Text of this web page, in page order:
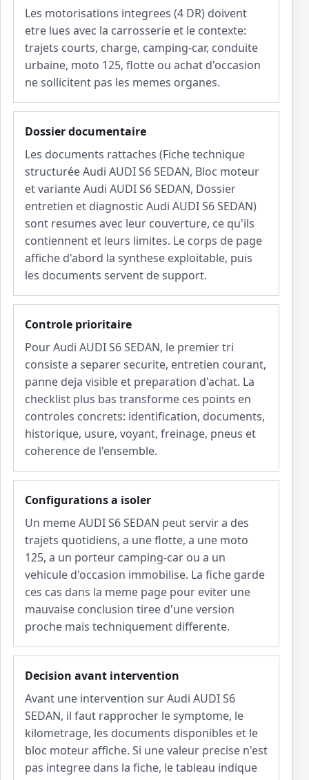
Les motorisations integrees (4 DR) doivent
etre lues avec la carrosserie et le contexte:
trajets courts, charge, camping-car, conduite
urbaine, moto 125, flotte ou achat d'occasion
ne sollicitent pas les memes organes.
Dossier documentaire
Les documents rattaches (Fiche technique
structurée Audi AUDI S6 SEDAN, Bloc moteur
et variante Audi AUDI S6 SEDAN, Dossier
entretien et diagnostic Audi AUDI S6 SEDAN)
sont resumes avec leur couverture, ce qu'ils
contiennent et leurs limites. Le corps de page
affiche d'abord la synthese exploitable, puis
les documents servent de support.
Controle prioritaire
Pour Audi AUDI S6 SEDAN, le premier tri
consiste a separer securite, entretien courant,
panne deja visible et preparation d'achat. La
checklist plus bas transforme ces points en
controles concrets: identification, documents,
historique, usure, voyant, freinage, pneus et
coherence de l'ensemble.
Configurations a isoler
Un meme AUDI S6 SEDAN peut servir a des
trajets quotidiens, a une flotte, a une moto
125, a un porteur camping-car ou a un
vehicule d'occasion immobilise. La fiche garde
ces cas dans la meme page pour eviter une
mauvaise conclusion tiree d'une version
proche mais techniquement differente.
Decision avant intervention
Avant une intervention sur Audi AUDI S6
SEDAN, il faut rapprocher le symptome, le
kilometrage, les documents disponibles et le
bloc moteur affiche. Si une valeur precise n'est
pas integree dans la fiche, le tableau indique